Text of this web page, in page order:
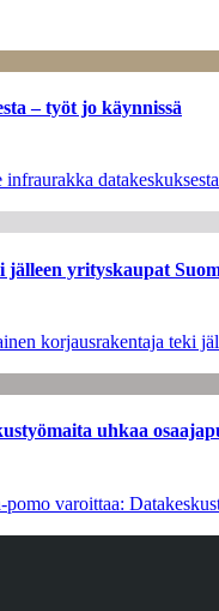
– työt jo käynnissä
yrityskaupat
korjausrakentaja teki
uhkaa
varoittaa: